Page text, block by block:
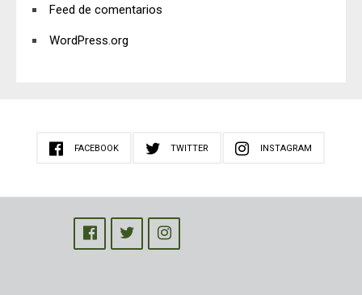
Feed de comentarios
WordPress.org
FACEBOOK TWITTER INSTAGRAM